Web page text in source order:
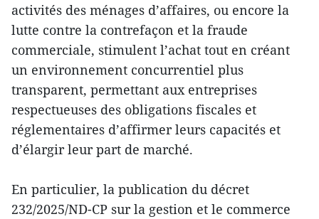
activités des ménages d’affaires, ou encore la
lutte contre la contrefaçon et la fraude
commerciale, stimulent l’achat tout en créant
un environnement concurrentiel plus
transparent, permettant aux entreprises
respectueuses des obligations fiscales et
réglementaires d’affirmer leurs capacités et
d’élargir leur part de marché.
En particulier, la publication du décret
232/2025/ND-CP sur la gestion et le commerce